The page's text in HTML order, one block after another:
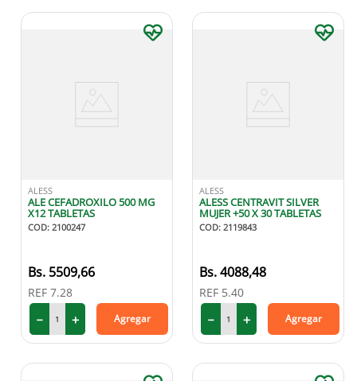
ALESS
ALE CEFADROXILO 500 MG
X12 TABLETAS
COD: 2100247
5509,66
REF 7.28
＋
－ Agregar
ALESS
ALESS CENTRAVIT SILVER
MUJER +50 X 30 TABLETAS
COD: 2119843
4088,48
REF 5.40
＋
－ Agregar